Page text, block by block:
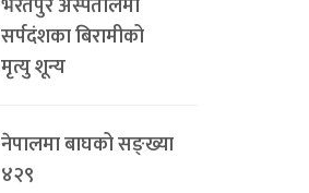
सर्पदंशका बिरामीको
मृत्यु शून्य
नेपालमा बाघको सङ्ख्या
४२९